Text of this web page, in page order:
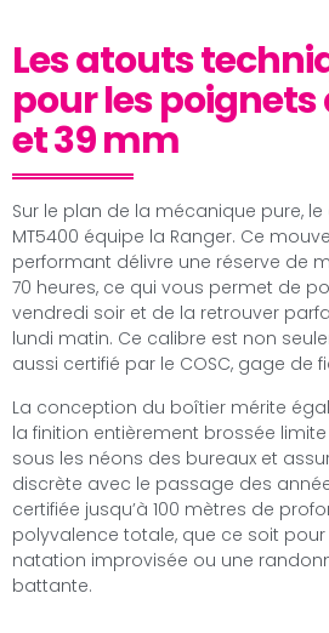
Les atouts
pour les poignets
et 39 mm
Sur le plan de la mécanique pure,
MT5400 équipe la Ranger. Ce
performant délivre une réserve de
70 heures, ce qui vous permet de
vendredi soir et de la retrouver
lundi matin. Ce calibre est non
aussi certifié par le COSC, gage de
La conception du boîtier mérite
la finition entièrement brossée
sous les néons des bureaux et
discrète avec le passage des
certifiée jusqu’à 100 mètres de
polyvalence totale, que ce soit
natation improvisée ou une
battante.